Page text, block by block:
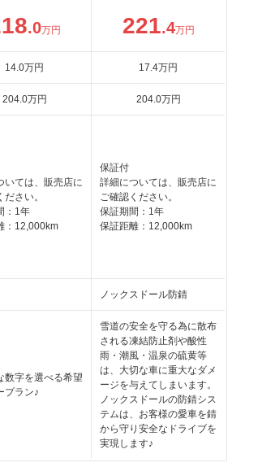
.0万円 221.4万円
14.0万円 17.4万円
204.0万円 204.0万円
いては、販売店に
ださい。
：1年
：12,000km
保証付
詳細については、販売店に
ご確認ください。
保証期間：1年
保証距離：12,000km
ノックスドール防錆
数字を選べる希望
プラン♪
雪道の安全を守る為に散布
される凍結防止剤や酸性
雨・潮風・温泉の硫黄等
は、大切な車に重大なダメ
ージを与えてしまいます。
ノックスドールの防錆シス
テムは、お客様の愛車を錆
から守り安全なドライブを
実現します♪